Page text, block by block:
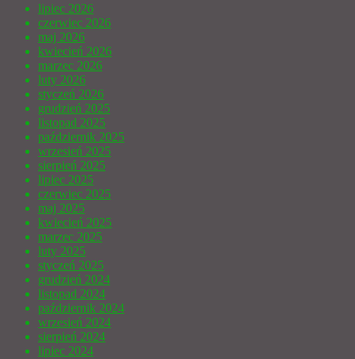
lipiec 2026
czerwiec 2026
maj 2026
kwiecień 2026
marzec 2026
luty 2026
styczeń 2026
grudzień 2025
listopad 2025
październik 2025
wrzesień 2025
sierpień 2025
lipiec 2025
czerwiec 2025
maj 2025
kwiecień 2025
marzec 2025
luty 2025
styczeń 2025
grudzień 2024
listopad 2024
październik 2024
wrzesień 2024
sierpień 2024
lipiec 2024